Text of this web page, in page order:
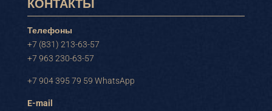
КОНТАКТЫ
Телефоны
+7 (831) 213-63-57
+7 963 230-63-57
+7 904 395 79 59 WhatsApp
E-mail